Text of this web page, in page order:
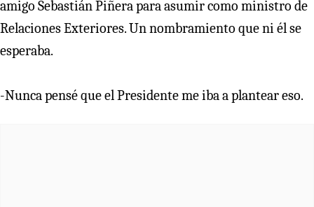
amigo Sebastián Piñera para asumir como ministro de
Relaciones Exteriores. Un nombramiento que ni él se
esperaba.
-Nunca pensé que el Presidente me iba a plantear eso.